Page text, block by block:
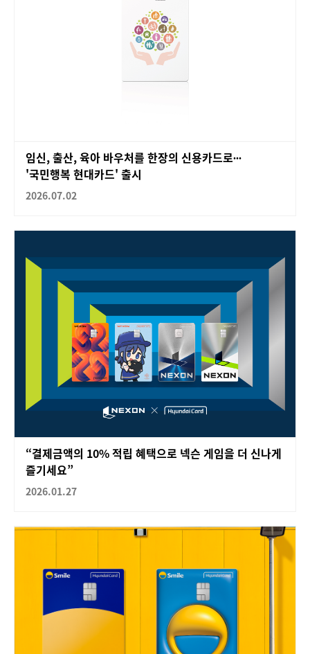
임신, 출산, 육아 바우처를 한장의 신용카드로∙∙∙
'국민행복 현대카드' 출시
2026.07.02
“결제금액의 10% 적립 혜택으로 넥슨 게임을 더 신나게
즐기세요”
2026.01.27